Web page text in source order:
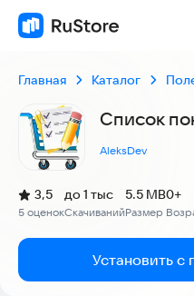
Главная Каталог
Список
AleksDev
Рейтинг:
3,5
(
5 оценок
)
Скачиваний
до 1 тыс
Размер
5.5 MB0+
Установить